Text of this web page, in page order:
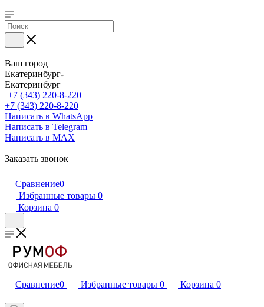
Ваш город
Екатеринбург
Екатеринбург
+7 (343) 220-8-220
+7 (343) 220-8-220
Написать в WhatsApp
Написать в Telegram
Написать в MAX
Заказать звонок
Сравнение0
Избранные товары 0
Корзина 0
Сравнение0 Избранные товары 0 Корзина 0